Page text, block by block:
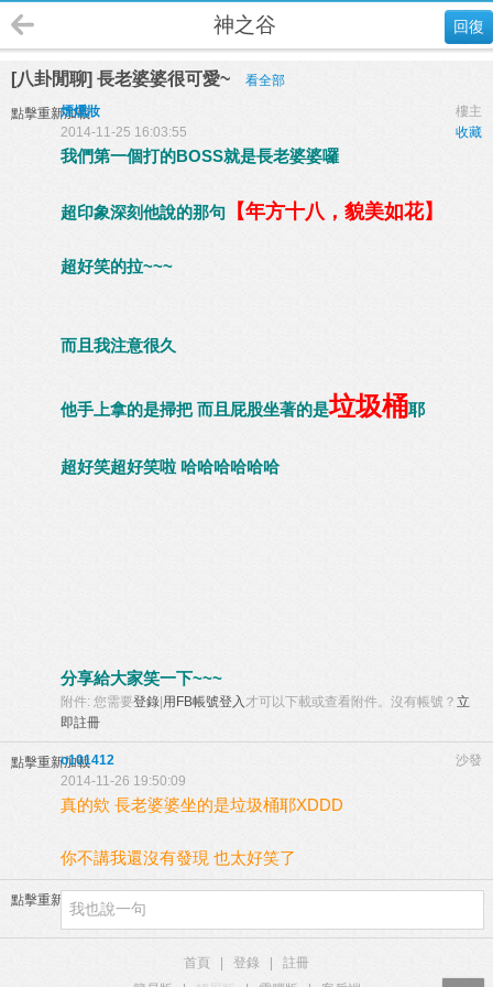
回復
神之谷
[八卦閒聊] 長老婆婆很可愛~ 看全部
點擊重新加載 樓主
煙燻妝
收藏
2014-11-25 16:03:55
我們第一個打的BOSS就是長老婆婆囉
超印象深刻他說的那句 【年方十八，貌美如花】
超好笑的拉~~~
而且我注意很久
他手上拿的是掃把 而且屁股坐著的是垃圾桶耶
超好笑超好笑啦 哈哈哈哈哈哈
分享給大家笑一下~~~
附件: 您需要登錄 用FB帳號登入 才可以下載或查看附件。沒有帳號？ 立
即註冊
點擊重新加載 沙發
o101412
2014-11-26 19:50:09
真的欸 長老婆婆坐的是垃圾桶耶XDDD
你不講我還沒有發現 也太好笑了
點擊重新加載
首頁 登錄
註冊